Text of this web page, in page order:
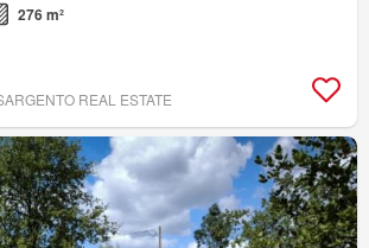
276 m²
REAL ESTATE